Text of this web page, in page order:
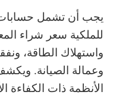
يجب أن تشمل حسابات
للملكية سعر شراء
واستهلاك الطاقة،
وعمالة الصيانة.
الأنظمة ذات الكفاءة